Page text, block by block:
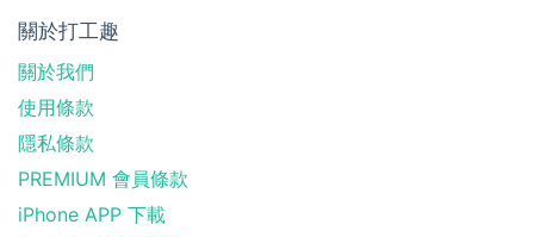
關於打工趣
關於我們
使用條款
隱私條款
PREMIUM 會員條款
iPhone APP 下載